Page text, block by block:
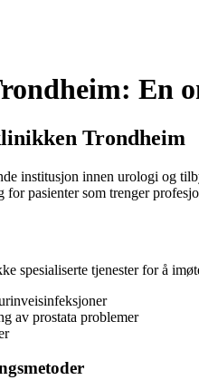
En
Trondheim
institusjon innen urologi og
pasienter som trenger
spesialiserte tjenester for å
av prostata problemer